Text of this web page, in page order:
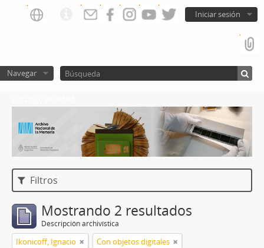
Iniciar sesión
Navegar
Filtros
Mostrando 2 resultados
Descripción archivística
Ikonicoff, Ignacio Con objetos digitales